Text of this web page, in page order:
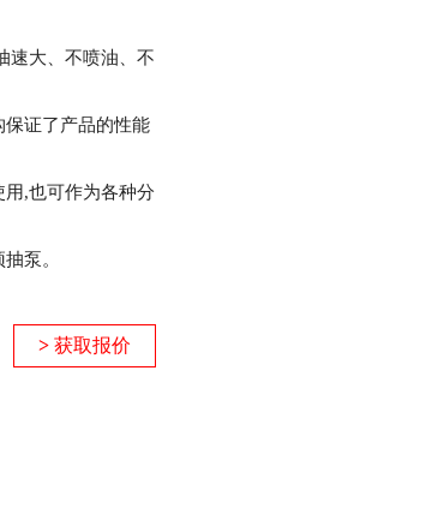
速大、不喷油、不
证了产品的性能
用,也可作为各种分
泵。
>获取报价